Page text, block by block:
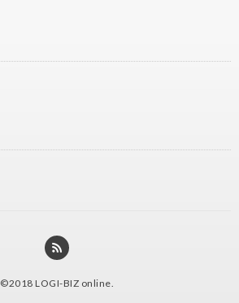
©2018 LOGI-BIZ online